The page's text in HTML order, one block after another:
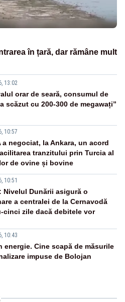
în țară, dar rămâne mult
13:02
orar de seară, consumul de
scăzut cu 200-300 de megawați”
10:57
a negociat, la Ankara, un acord
tranzitului prin Turcia al
de ovine și bovine
10:51
Nivelul Dunării asigură o
a centralei de la Cernavodă
cinci zile dacă debitele vor
10:43
energie. Cine scapă de măsurile
impuse de Bolojan